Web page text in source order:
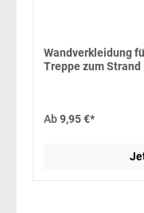
Wandverkleidung
Treppe zum Strand
Ab9,95 €*